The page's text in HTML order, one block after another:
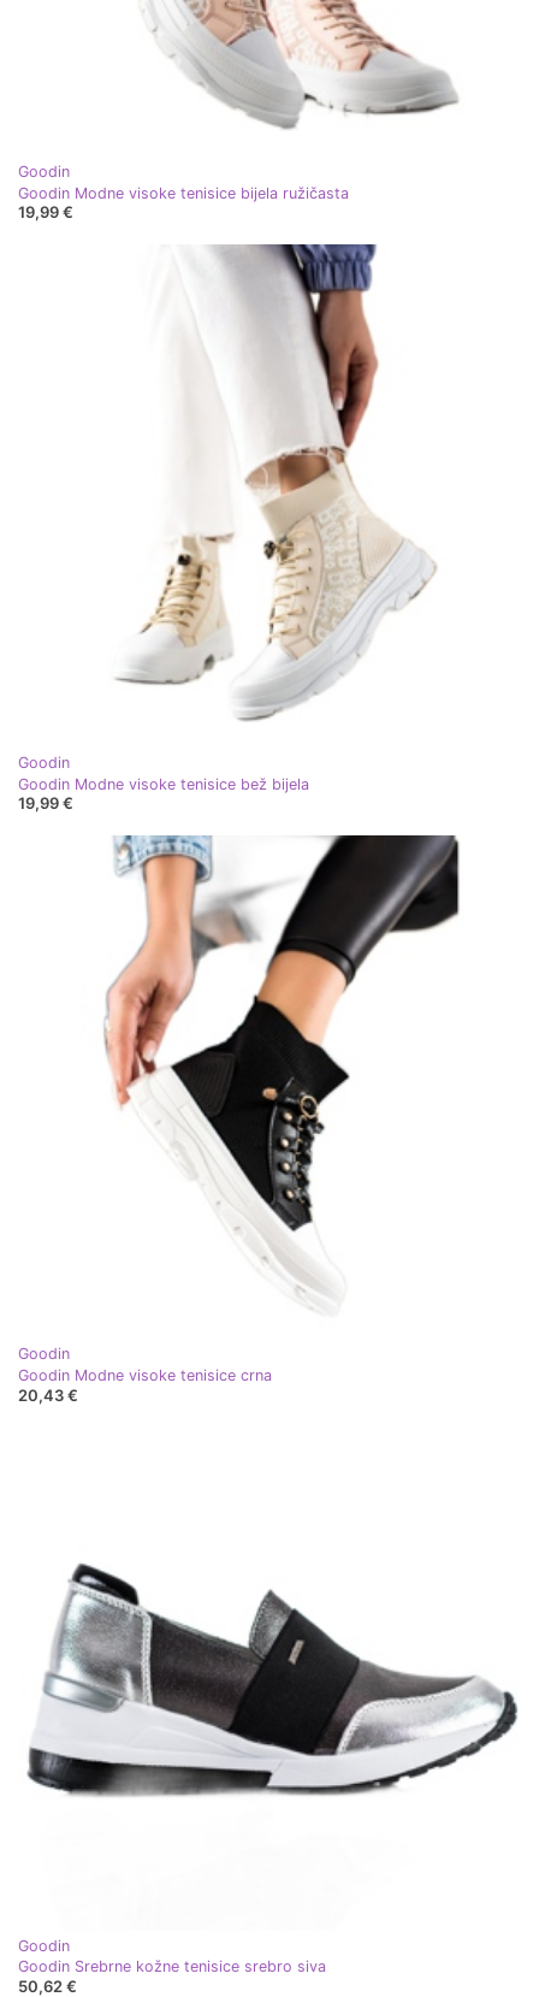
Goodin
Goodin Modne visoke tenisice bijela ružičasta
19,99 €
Goodin
Goodin Modne visoke tenisice bež bijela
19,99 €
Goodin
Goodin Modne visoke tenisice crna
20,43 €
Goodin
Goodin Srebrne kožne tenisice srebro siva
50,62 €